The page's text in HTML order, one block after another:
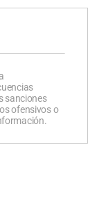
sanciones
ofensivos o